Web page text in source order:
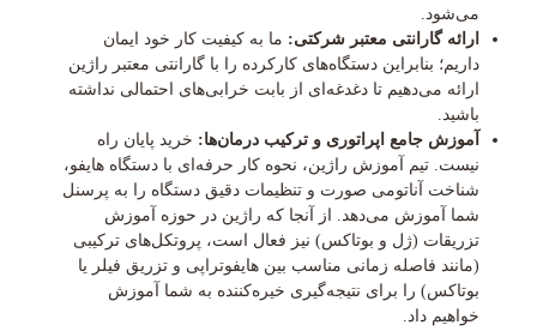
می‌شود.
ارائه گارانتی معتبر شرکتی: ما به کیفیت کار خود ایمان
داریم؛ بنابراین دستگاه‌های کارکرده را با گارانتی معتبر راژین
ارائه می‌دهیم تا دغدغه‌ای از بابت خرابی‌های احتمالی نداشته
باشید.
آموزش جامع اپراتوری و ترکیب درمان‌ها: خرید پایان راه
نیست. تیم آموزش راژین، نحوه کار حرفه‌ای با دستگاه هایفو،
شناخت آناتومی صورت و تنظیمات دقیق دستگاه را به پرسنل
شما آموزش می‌دهد. از آنجا که راژین در حوزه آموزش
تزریقات (ژل و بوتاکس) نیز فعال است، پروتکل‌های ترکیبی
(مانند فاصله زمانی مناسب بین هایفوتراپی و تزریق فیلر یا
بوتاکس) را برای نتیجه‌گیری خیره‌کننده به شما آموزش
خواهیم داد.